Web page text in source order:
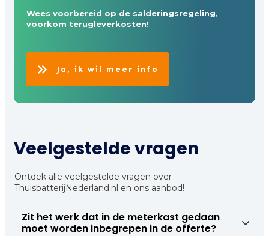
Wees voorbereid op de salderingsregeling,
voorkom terugleverkosten!
Ja, ik wil meer info
Veelgestelde vragen
Ontdek alle veelgestelde vragen over
ThuisbatterijNederland.nl en ons aanbod!
Zit het werk dat in de meterkast gedaan
moet worden inbegrepen in de offerte?